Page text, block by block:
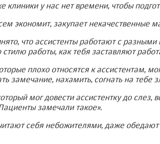
клиники у нас нет времени, чтобы
экономит, закупает некачественные
что ассистенты работают с
работы, как тебя заставляют
плохо относятся к ассистентам,
замечание, нахамить, согнать на тебе
мог довести ассистентку до
замечали такое».
себя небожителями, даже обедают